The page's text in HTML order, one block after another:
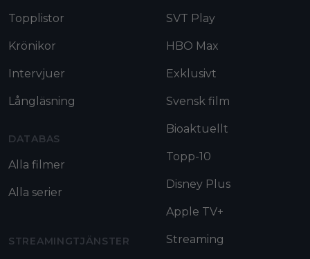
Topplistor
Krönikor
Intervjuer
Långläsning
DATABAS
Alla filmer
Alla serier
STREAMINGTJÄNSTER
SVT Play
HBO Max
Exklusivt
Svensk film
Bioaktuellt
Topp-10
Disney Plus
Apple TV+
Streaming